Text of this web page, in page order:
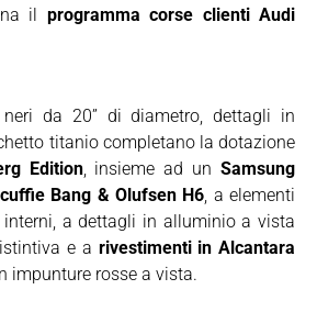
il programma corse clienti Audi
da 20” di diametro, dettagli in
titanio completano la dotazione
Edition, insieme ad unSamsung
cuffie Bang & Olufsen H6, a elementi
a dettagli in alluminio a vista
e a rivestimenti in Alcantara
impunture rosse a vista.